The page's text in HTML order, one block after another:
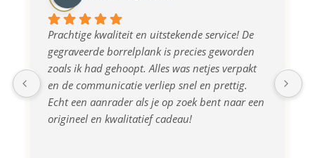
Prachtige kwaliteit en uitstekende service! De
gegraveerde borrelplank is precies geworden
zoals ik had gehoopt. Alles was netjes verpakt
en de communicatie verliep snel en prettig.
Echt een aanrader als je op zoek bent naar een
origineel en kwalitatief cadeau!